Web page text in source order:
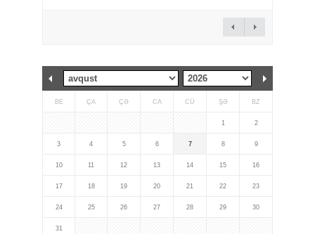
BE ÇA ÇƏ CA CÜ ŞƏ BZ
1 2
3 4 5 6 7 8 9
10 11 12 13 14 15 16
17 18 19 20 21 22 23
24 25 26 27 28 29 30
31